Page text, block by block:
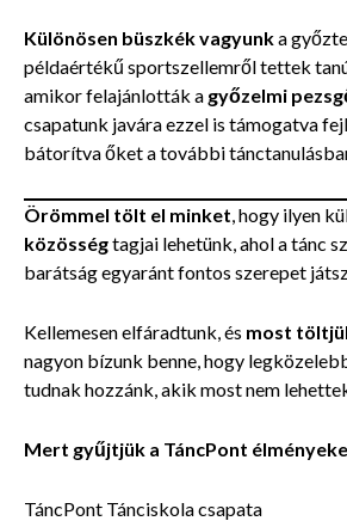
Különösen büszkék vagyunka
példaértékű sportszellemről tettek
amikor felajánlották a győzelmi
csapatunk javára ezzel is támogatva
bátorítva őket a további
Örömmel tölt el minket, hogy ilyen
közösségtagjai lehetünk, ahol a tánc
barátság egyaránt fontos szerepet
Kellemesen elfáradtunk, és most
nagyon bízunk benne, hogy
tudnak hozzánk, akik most nem
Mert gyűjtjük a TáncPont
TáncPont Tánciskola csapata